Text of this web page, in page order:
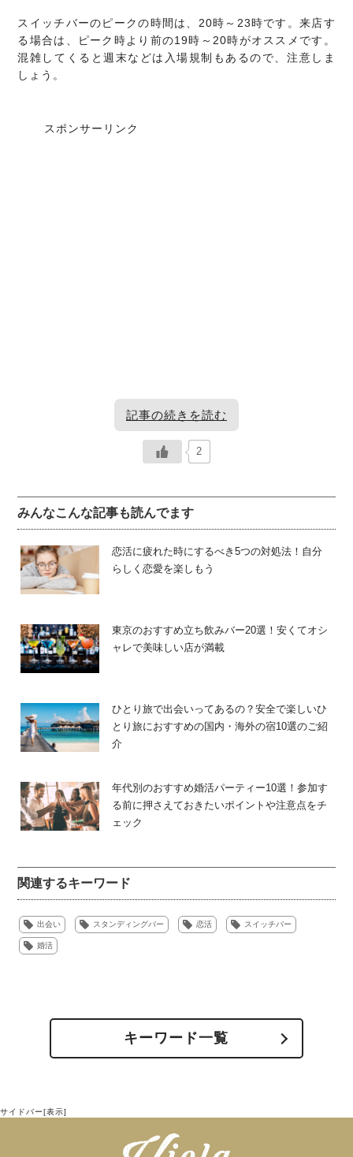
スイッチバーのピークの時間は、20時～23時です。来店す
る場合は、ピーク時より前の19時～20時がオススメです。
混雑してくると週末などは入場規制もあるので、注意しま
しょう。
スポンサーリンク
記事の続きを読む
オリジナルシステム
スイッチバー独自のオリジナルなシステムをご紹介しま
す。初めて行った時、戸惑うことがないようにチェックし
ておきましょう。
スイッチャーシステム（SWITCHER
SYSTEM）
ます。どんなことでもスイッチャーに尋ねることで、気持
にも、スイッチャーの存在は欠かせません。
店舗紹介
スイッチバーはサーキットシステムを導入しているので、
好きな店舗で受付を済ませると自由に系列店に移動するこ
とができます。店舗同士の距離が徒歩5分以内のお店もある
西心斎橋店
LANDMARKビルB105号
06-4708-7913 (予約受付ダイヤル)
2
みんなこんな記事も読んでます
恋活に疲れた時にするべき5つの対処法！自分
らしく恋愛を楽しもう
東京のおすすめ立ち飲みバー20選！安くてオシ
ャレで美味しい店が満載
ひとり旅で出会いってあるの？安全で楽しいひ
とり旅におすすめの国内・海外の宿10選のご紹
介
年代別のおすすめ婚活パーティー10選！参加す
る前に押さえておきたいポイントや注意点をチ
ェック
関連するキーワード
出会い スタンディングバー 恋活 スイッチバー
婚活
キーワード一覧
サイドバー[表示]